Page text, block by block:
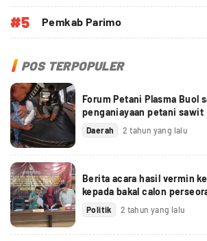
#5 Pemkab Parimo
POS TERPOPULER
Forum Petani Plasma Buol
penganiayaan petani sawit
Daerah 2 tahun yang lalu
Berita acara hasil vermin
kepada bakal calon
Politik 2 tahun yang lalu